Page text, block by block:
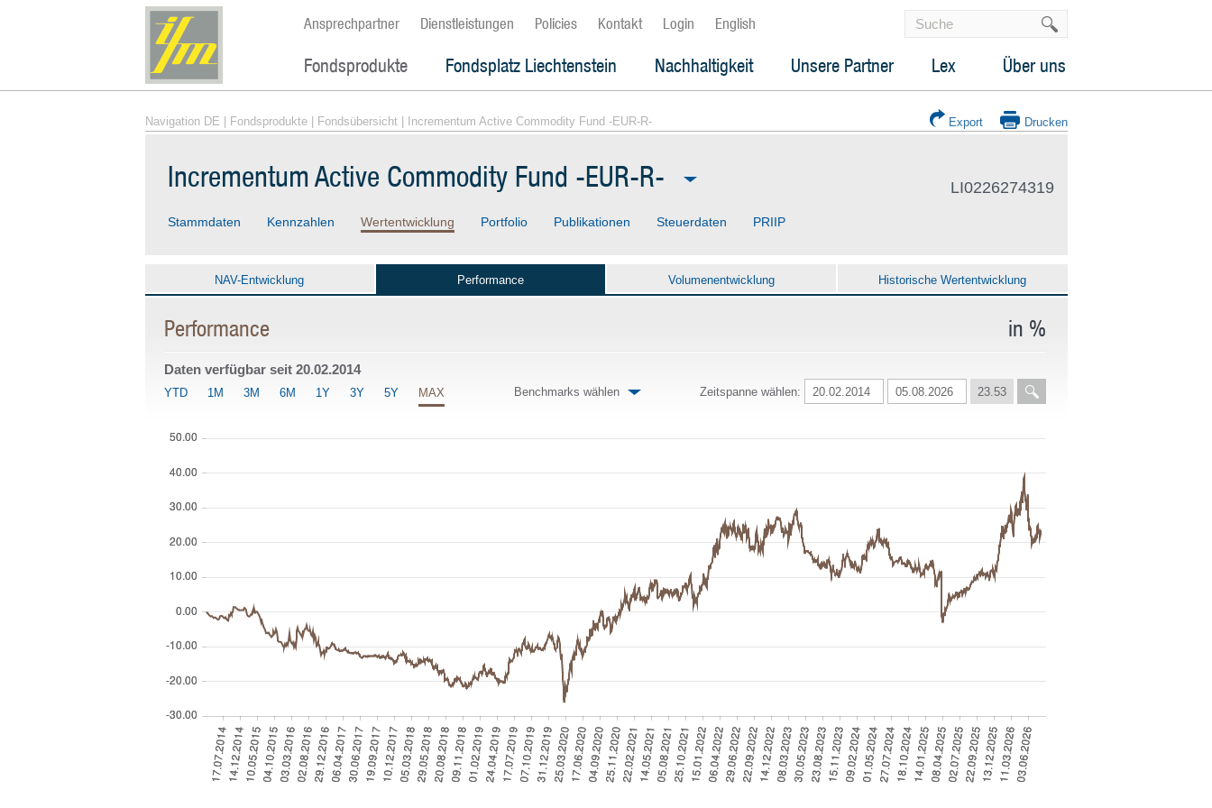
Ansprechpartner Dienstleistungen Policies Kontakt Login English
Fondsprodukte Fondsplatz Liechtenstein Nachhaltigkeit Unsere Partner Lex Über uns
Navigation DE Fondsprodukte| Fondsübersicht| Incrementum Active Commodity Fund -EUR-R- Export Drucken
Incrementum Active Commodity Fund -EUR-R- LI0226274319
Stammdaten Kennzahlen Wertentwicklung Portfolio Publikationen Steuerdaten PRIIP
NAV-Entwicklung Performance Volumenentwicklung Historische Wertentwicklung
in %
Performance
Benchmarks wählen Zeitspanne wählen: 23.53
Daten verfügbar seit 20.02.2014
YTD 1M 3M 6M 1Y 3Y 5Y MAX